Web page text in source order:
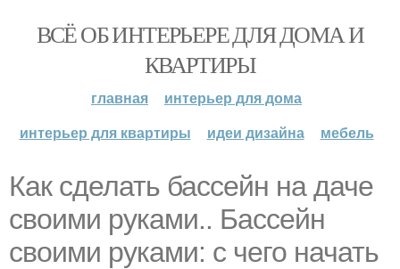
ВСЁ ОБ ИНТЕРЬЕРЕ ДЛЯ ДОМА И
КВАРТИРЫ
главная
интерьер для дома
интерьер для квартиры
идеи дизайна мебель
Как сделать бассейн на даче
своими руками.. Бассейн
своими руками: с чего начать